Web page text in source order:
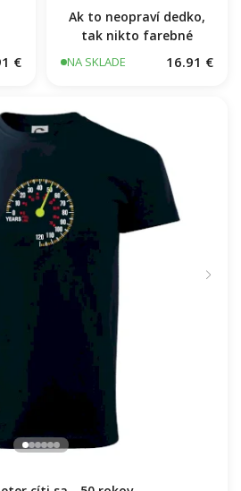
€
Ak to neopraví dedko,
tak nikto farebné
NA SKLADE 16.91 €